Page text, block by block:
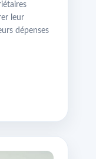
leur
dépenses